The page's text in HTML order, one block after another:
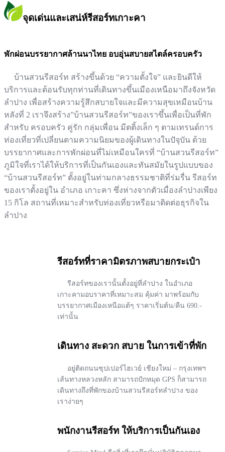
จุดเด่นและเสน่ห์รีสอร์ทเกาะคา
พักผ่อนบรรยากาศล้านนาไทย อบอุ่นสบายสไตล์ครอบครัว
บ้านสวนรีสอร์ท สร้างขึ้นด้วย “ความตั้งใจ” และยินดีให้
บริการและต้อนรับทุกท่านที่เดินทางขึ้นเมืองเหนือมาถึงจังหวัด
ลำปาง เพื่อสร้างความรู้สึกสบายใจและมีความสุขเหมือนบ้าน
หลังที่ 2 เราจึงสร้าง”บ้านสวนรีสอร์ท”ของเราขึ้นเพื่อเป็นที่พัก
สำหรับ ครอบครัว คู่รัก กลุ่มเพื่อน มีตติ้งเล็ก ๆ ตามเทรนด์การ
ท่องเที่ยวที่เปลี่ยนตามความนิยมของผู้เดินทางในปัจุบัน ด้วย
บรรยากาศและการพักผ่อนที่ไม่เหมือนใครที่ “บ้านสวนรีสอร์ท”
ภูมิใจที่เราได้ให้บริการที่เป็นกันเองและทันสมัยในรูปแบบของ
“บ้านสวนรีสอร์ท” ตั้งอยู่ในท่ามกลางธรรมชาติที่ร่มรื่น รีสอร์ท
ของเราตั้งอยู่ใน อำเภอ เกาะคา ซึ่งห่างจากตัวเมื่องลำปางเพียง
15 กิโล สถานที่เหมาะสำหรับท่องเที่ยวหรือมาติดต่อธุรกิจใน
ลำปาง
รีสอร์ทที่ราคามิตรภาพสบายกระเป๋า
รีสอร์ทของเรานั้นตั้งอยู่ที่ลำปาง ในอำเภอ
เกาะคามอบราคาที่เหมาะสม คุ้มค่า มาพร้อมกับ
บรรยากาศเมืองเหนือแต้ๆ ราคาเริ่มต้น/คืน 690.-
เท่านั้น
เดินทาง สะดวก สบาย ในการเข้าที่พัก
อยู่ติดถนนซุปเปอร์ไฮเวย์ เชียงใหม่ – กรุงเทพฯ
เส้นทางหลวงหลัก สามารถปักหมุด GPS ก็สามารถ
เดินทางถึงที่พักของบ้านสวนรีสอร์ทลำปาง ของ
เราง่ายๆ
พนักงานรีสอร์ท ให้บริการเป็นกันเอง